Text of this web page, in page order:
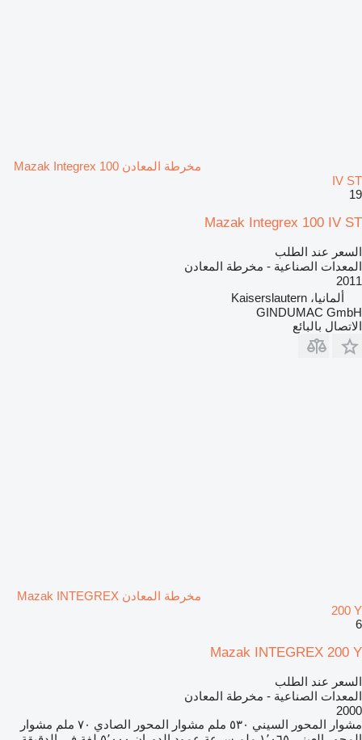
مخرطة المعادن Mazak Integrex 100
IV ST
19
Mazak Integrex 100 IV ST
السعر عند الطلب
المعدات الصناعية - مخرطة المعادن
2011
ألمانيا، Kaiserslautern
GINDUMAC GmbH
الاتصال بالبائع
مخرطة المعادن Mazak INTEGREX
200 Y
6
Mazak INTEGREX 200 Y
السعر عند الطلب
المعدات الصناعية - مخرطة المعادن
2000
مشوار المحور السيني ٥٣٠ ملم مشوار المحور الصادي ٧٠ ملم
مشوار